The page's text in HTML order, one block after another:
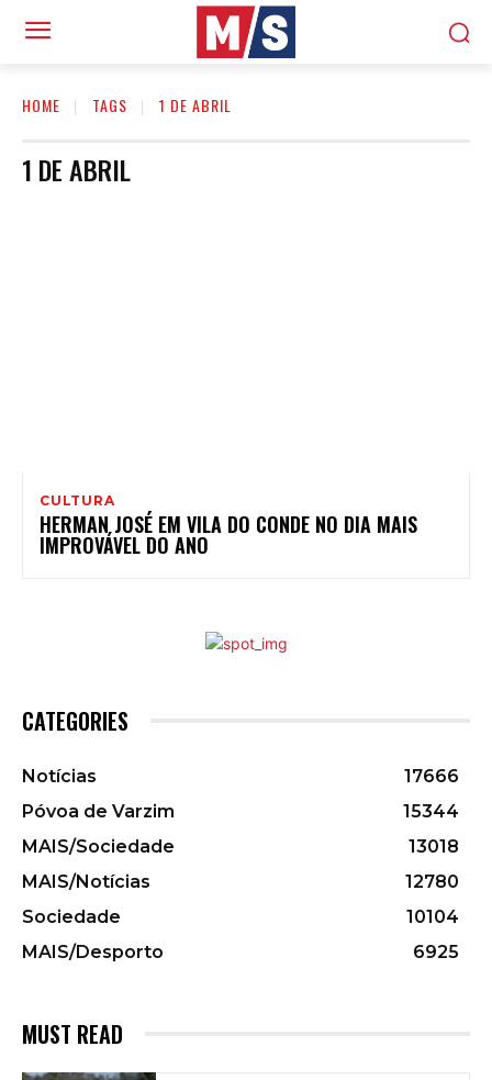
HOME TAGS 1 DE ABRIL
1 DE ABRIL
CULTURA
HERMAN JOSÉ EM VILA DO CONDE NO DIA MAIS
IMPROVÁVEL DO ANO
CATEGORIES
Notícias
17666
Póvoa de Varzim
15344
MAIS/Sociedade
13018
MAIS/Notícias
12780
Sociedade
10104
MAIS/Desporto
6925
MUST READ